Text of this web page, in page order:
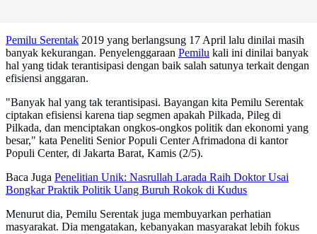
Pemilu Serentak 2019 yang berlangsung 17 April lalu dinilai masih
banyak kekurangan. Penyelenggaraan Pemilu kali ini dinilai banyak
hal yang tidak terantisipasi dengan baik salah satunya terkait dengan
efisiensi anggaran.
"Banyak hal yang tak terantisipasi. Bayangan kita Pemilu Serentak
ciptakan efisiensi karena tiap segmen apakah Pilkada, Pileg di
Pilkada, dan menciptakan ongkos-ongkos politik dan ekonomi yang
besar," kata Peneliti Senior Populi Center Afrimadona di kantor
Populi Center, di Jakarta Barat, Kamis (2/5).
Baca Juga Penelitian Unik: Nasrullah Larada Raih Doktor Usai
Bongkar Praktik Politik Uang Buruh Rokok di Kudus
Menurut dia, Pemilu Serentak juga membuyarkan perhatian
masyarakat. Dia mengatakan, kebanyakan masyarakat lebih fokus